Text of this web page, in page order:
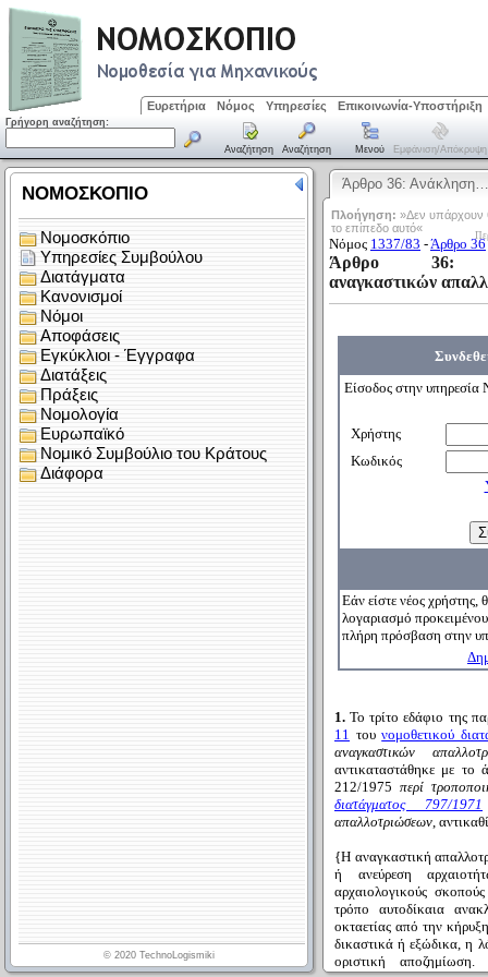
Ευρετήρια Νόμος Υπηρεσίες Επικοινωνία-Υποστήριξη
Γρήγορη αναζήτηση:
Αναζήτηση Αναζήτηση Μενού Εμφάνιση/απόκρυψη
Άρθρο 36: Ανάκληση…